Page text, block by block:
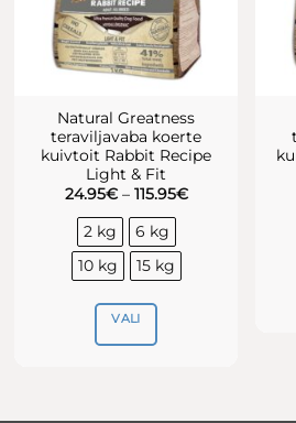
Natural Greatness
teraviljavaba koerte
kuivtoit Rabbit Recipe
Light & Fit
24.95€ – 115.95€Hinnavahemik:
2 kg
6 kg
10 kg
15 kg
VALI